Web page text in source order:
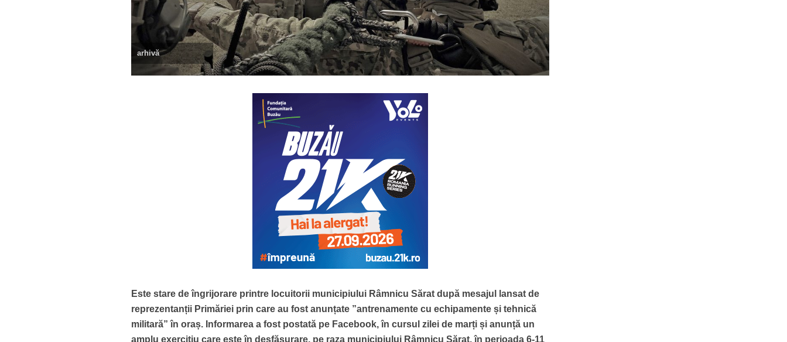
arhivă
Este stare de îngrijorare printre locuitorii municipiului Râmnicu Sărat după mesajul lansat de
reprezentanții Primăriei prin care au fost anunțate ”antrenamente cu echipamente și tehnică
militară” în oraș. Informarea a fost postată pe Facebook, în cursul zilei de marți și anunță un
amplu exercițiu care este în desfășurare, pe raza municipiului Râmnicu Sărat, în perioada 6-11